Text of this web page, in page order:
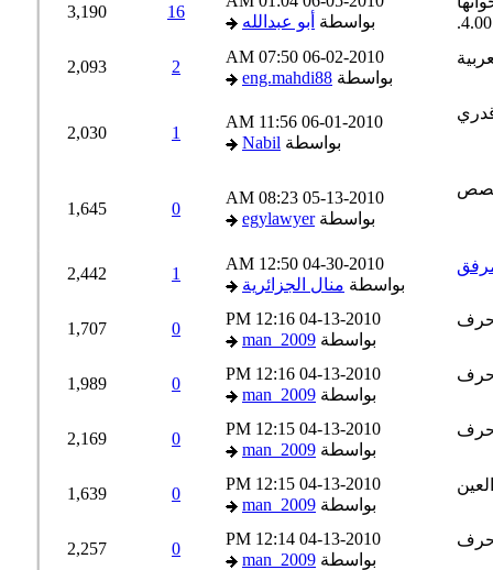
بواسطةأبو عبدالله
16
3,190
06-02-2010
07:50 AM
بواسطةeng.mahdi88
2,093
06-01-2010
11:56 AM
بواسطةNabil
2,030
05-13-2010
08:23 AM
بواسطةegylawyer
1,645
04-30-2010
12:50 AM
بواسطةمنال الجزائرية
2,442
04-13-2010
12:16 PM
بواسطةman_2009
1,707
04-13-2010
12:16 PM
بواسطةman_2009
1,989
04-13-2010
12:15 PM
بواسطةman_2009
2,169
04-13-2010
12:15 PM
بواسطةman_2009
1,639
04-13-2010
12:14 PM
بواسطةman_2009
2,257